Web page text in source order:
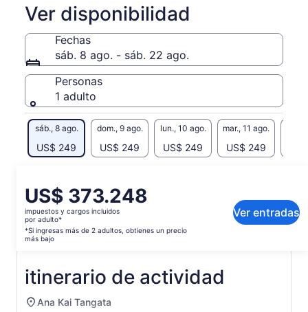
Nui, así como también le dará a conocer datos sobre fauna
Para finalizar, si su guía siente que hay pescados cerca,
puede hacer una demostración de pesca ancestral.
Ver disponibilidad
Fechas
sáb. 8 ago. - sáb. 22 ago.
Personas
1 adulto
sáb., 8 ago.
US$ 249
dom., 9 ago.
US$ 249
lun., 10 ago.
US$ 249
mar., 11 ago.
US$ 249
El
precio
es
de
US$ 373.248.
adulto*
*Si
ingresas
US$ 373.248
impuestos y cargos incluidos
por adulto*
*Si ingresas más de 2 adultos, obtienes un precio
más bajo
Ver entradas
Ver el texto original (inglés)
Enviar comentarios sobre esta traducciónSe
abrirá
itinerario de actividad
Ana Kai Tangata